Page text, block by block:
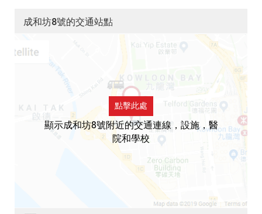
成和坊8號的交通站點
點擊此處
顯示成和坊8號附近的交通連線，設施，醫
院和學校